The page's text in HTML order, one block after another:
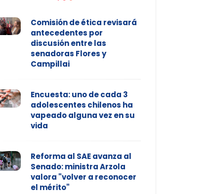
Comisión de ética revisará
antecedentes por
discusión entre las
senadoras Flores y
Campillai
Encuesta: uno de cada 3
adolescentes chilenos ha
vapeado alguna vez en su
vida
Reforma al SAE avanza al
Senado: ministra Arzola
valora "volver a reconocer
el mérito"